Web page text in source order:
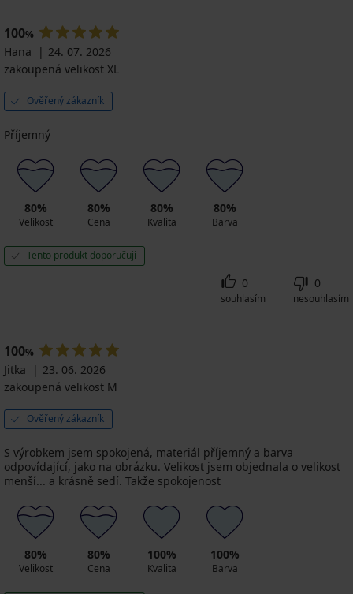
100%
Hana
24. 07. 2026
zakoupená velikost XL
Ověřený zákazník
Příjemný
80%
Velikost
80%
Cena
80%
Kvalita
80%
Barva
Tento produkt doporučuji
0
souhlasím
0
nesouhlasím
100%
Jitka
23. 06. 2026
zakoupená velikost M
Ověřený zákazník
S výrobkem jsem spokojená, materiál příjemný a barva
odpovídající, jako na obrázku. Velikost jsem objednala o velikost
menší... a krásně sedí. Takže spokojenost
80%
Velikost
80%
Cena
100%
Kvalita
100%
Barva